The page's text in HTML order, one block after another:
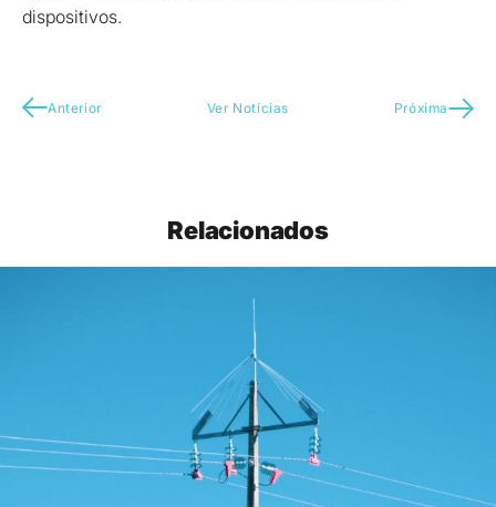
dispositivos.
Anterior Ver Notícias Próxima
Relacionados